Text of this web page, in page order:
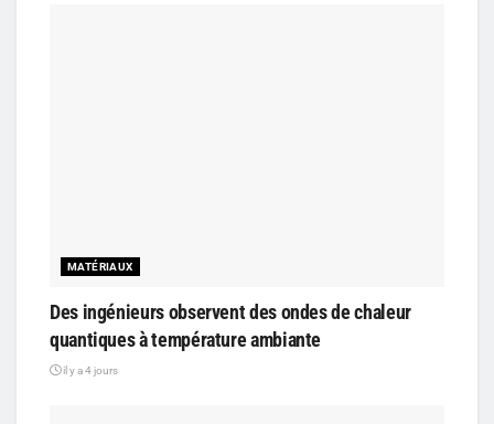
MATÉRIAUX
Des ingénieurs observent des ondes de chaleur
quantiques à température ambiante
il y a 4 jours